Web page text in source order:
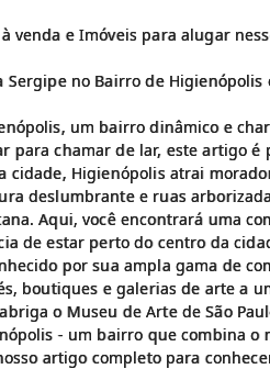
venda e Imóveis para alugar
Sergipe no Bairro de
um bairro dinâmico e
para chamar de lar, este artigo
cidade, Higienópolis atrai
deslumbrante e ruas
Aqui, você encontrará uma
de estar perto do centro da
por sua ampla gama de
boutiques e galerias de arte a
o Museu de Arte de São
- um bairro que combina o
artigo completo para